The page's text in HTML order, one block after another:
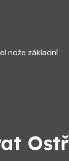
nože základní